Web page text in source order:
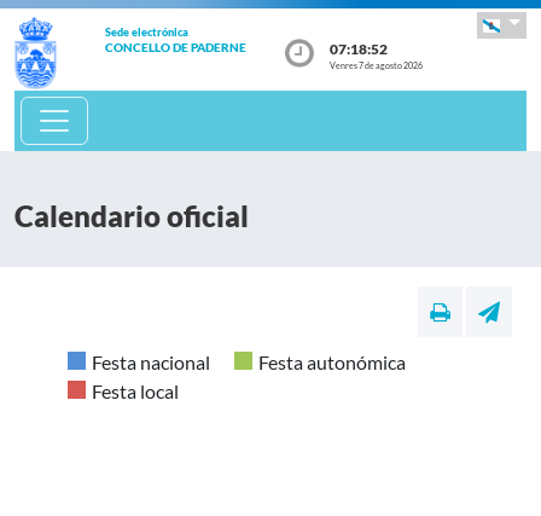
Sede electrónica
CONCELLO DE PADERNE 07:18:52
Venres 7 de agosto 2026
Calendario oficial
Festa nacional
Festa autonómica
Festa local